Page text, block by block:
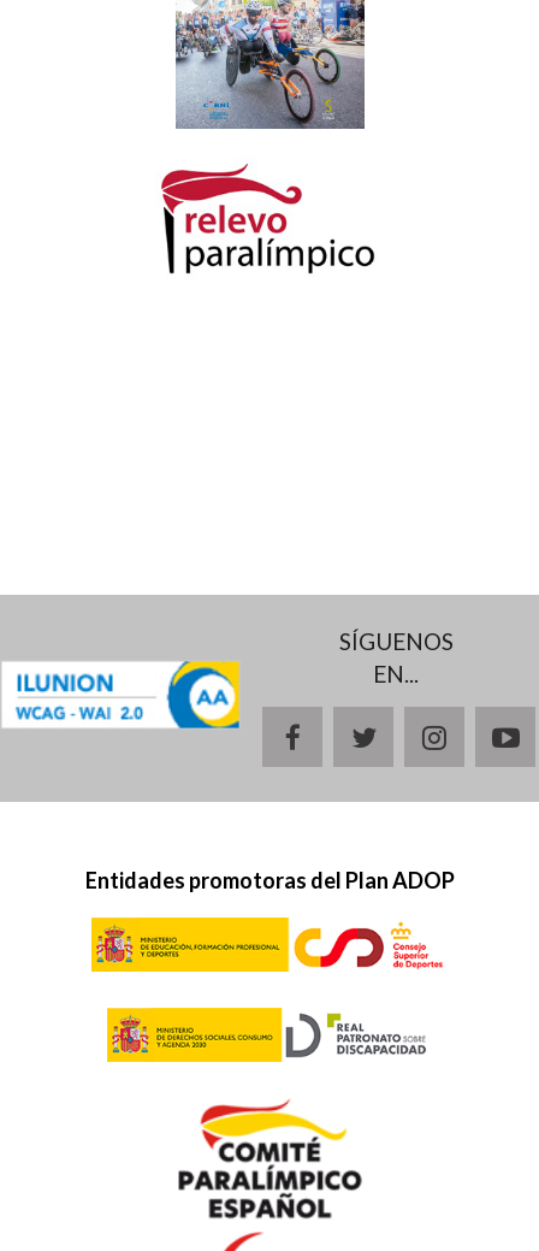
SÍGUENOS
EN...
facebooktwitter
Entidades promotoras del Plan ADOP